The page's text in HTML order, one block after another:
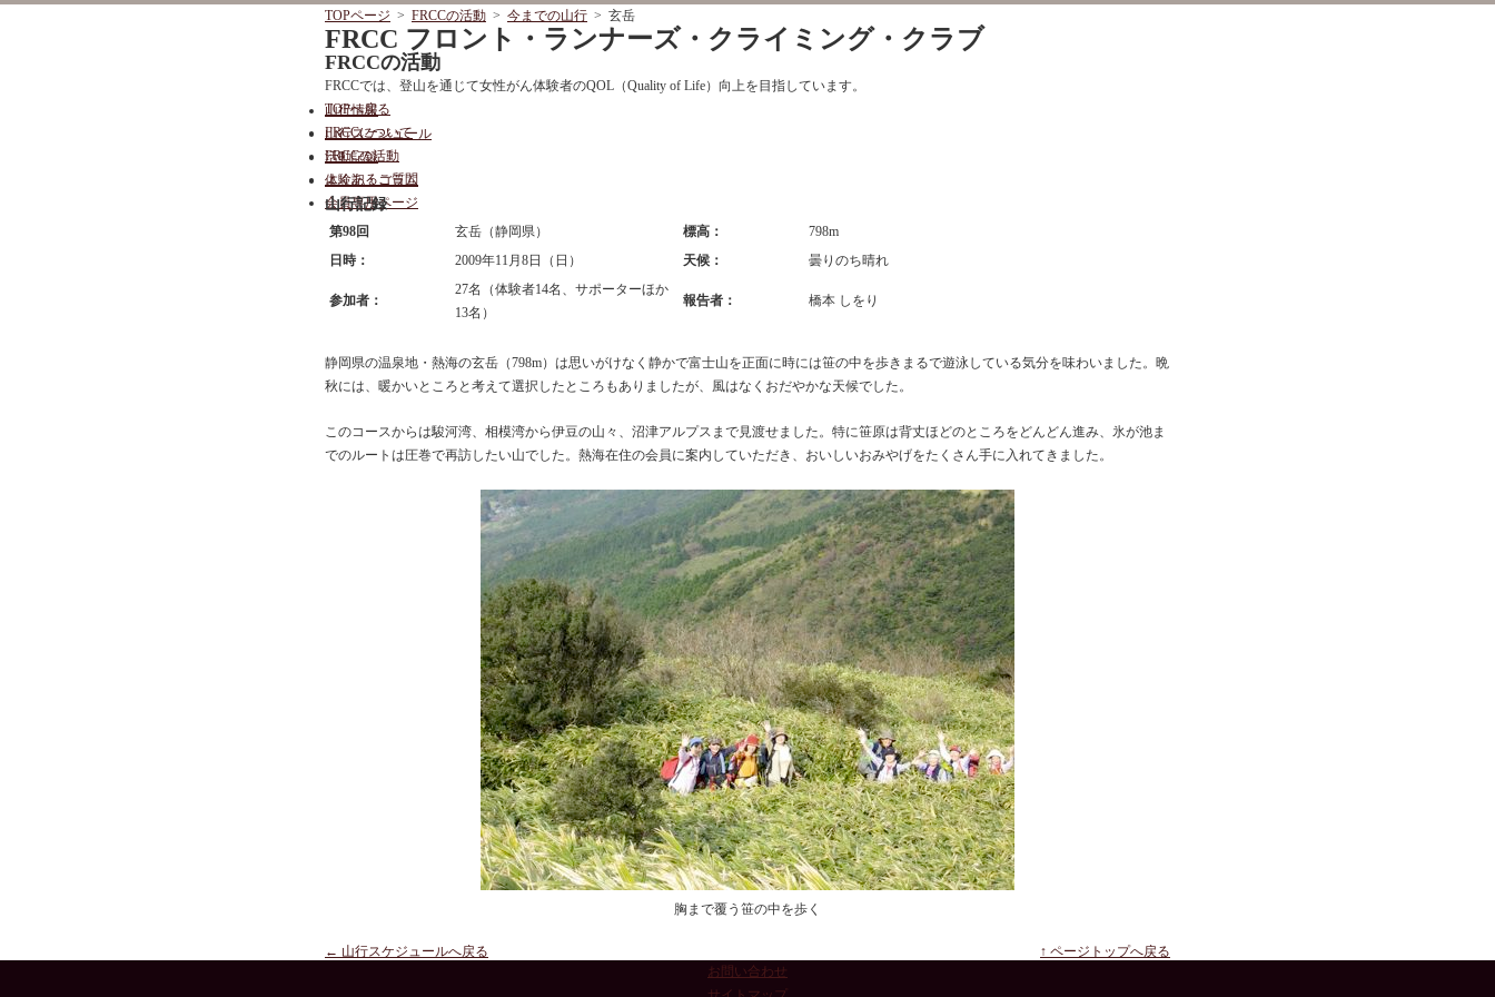
TOPページ > FRCCの活動 > 今までの山行 > 玄岳
FRCC フロント・ランナーズ・クライミング・クラブ
FRCCの活動
FRCCでは、登山を通じて女性がん体験者のQOL（Quality of Life）向上を目指しています。
TOPへ戻る
FRCCについて
FRCCの活動
よくあるご質問
会員専用ページ
山行情報
山行スケジュール
活動記録
体験記・コラム
山行記録
第98回 玄岳（静岡県） 標高：
798m
日時：
2009年11月8日（日） 天候： 曇りのち晴れ
参加者：
27名（体験者14名、サポーターほか
13名）
報告者： 橋本 しをり
静岡県の温泉地・熱海の玄岳（798m）は思いがけなく静かで富士山を正面に時には笹の中を歩きまるで遊泳している気分を味わいました。晩
秋には、暖かいところと考えて選択したところもありましたが、風はなくおだやかな天候でした。
このコースからは駿河湾、相模湾から伊豆の山々、沼津アルプスまで見渡せました。特に笹原は背丈ほどのところをどんどん進み、氷が池ま
でのルートは圧巻で再訪したい山でした。熱海在住の会員に案内していただき、おいしいおみやげをたくさん手に入れてきました。
胸まで覆う笹の中を歩く
← 山行スケジュールへ戻る
↑ ページトップへ戻る
お問い合わせ